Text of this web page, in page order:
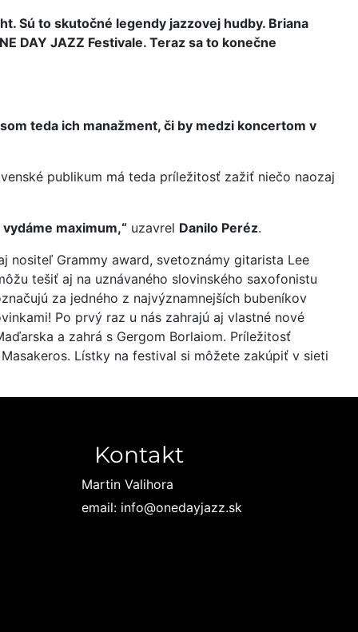
Sú to skutočné legendy jazzovej hudby. Briana
DAY JAZZ Festivale. Teraz sa to konečne
teda ich manažment, či by medzi koncertom v
publikum má teda príležitosť zažiť niečo naozaj
maximum,“ uzavrel Danilo Peréz.
nositeľ Grammy award, svetoznámy gitarista Lee
tešiť aj na uznávaného slovinského saxofonistu
za jedného z najvýznamnejších bubeníkov
Po prvý raz u nás zahrajú aj vlastné nové
a zahrá s Gergom Borlaiom. Príležitosť
Lístky na festival si môžete zakúpiť v sieti
Kontakt
Martin Valihora
email: info@onedayjazz.sk